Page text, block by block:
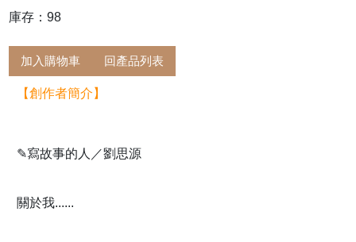
庫存：98
加入購物車 回產品列表
【創作者簡介】
✎寫故事的人／劉思源
關於我......